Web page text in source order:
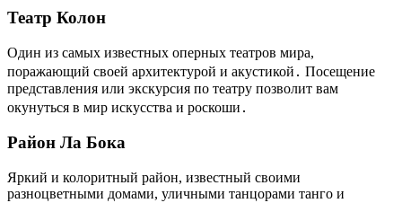
Театр Колон
Один из самых известных оперных театров мира,
поражающий своей архитектурой и акустикой․ Посещение
представления или экскурсия по театру позволит вам
окунуться в мир искусства и роскоши․
Район Ла Бока
Яркий и колоритный район, известный своими
разноцветными домами, уличными танцорами танго и